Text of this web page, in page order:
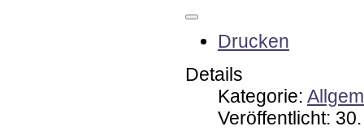
Drucken
Details
Kategorie:
Veröffentlicht: